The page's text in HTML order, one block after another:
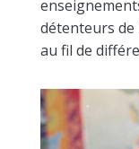
détenteurs de
au fil de